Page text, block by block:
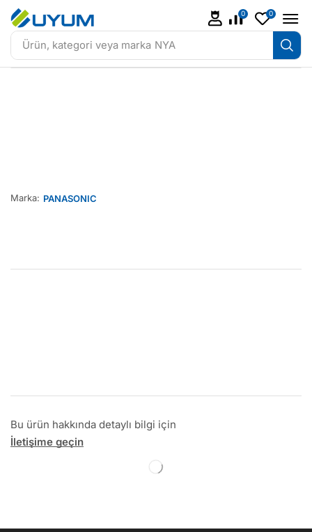
Ürün, kategori veya marka NYA
0 0
Marka: PANASONIC
Bu ürün hakkında detaylı bilgi için
İletişime geçin